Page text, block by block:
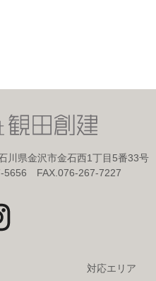
川県金沢市金石西1丁目5番33号
5656 FAX.076-267-7227
対応エリア